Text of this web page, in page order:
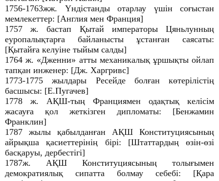
1756-1763жж. Үндістанды отарлау үшін соғыстан
мемлекеттер: [Англия мен Франция]
1757 ж. бастап Қытай императоры Цяньлунның
еуропалықтарға байланысты ұстанған саясаты:
[Қытайға келуіне тыйым салды]
1764 ж. «Дженни» атты механикалық ұршықты ойлап
тапқан инженер: [Дж. Харгривс]
1773-1775 жылдары Ресейде болған көтерілістің
басшысы: [Е.Пугачев]
1778 ж. АҚШ-тың Франциямен одақтық келісім
жасауға қол жеткізген дипломаты: [Бенжамин
Франклин]
1787 жылы қабылданған АҚШ Конституциясының
айрықша қасиеттерінің бірі: [Штаттардың өзін-өзі
басқаруы, дербестігі]
1787ж. АҚШ Конституциясының толығымен
демократиялық сипатта болмау себебі: [Қара